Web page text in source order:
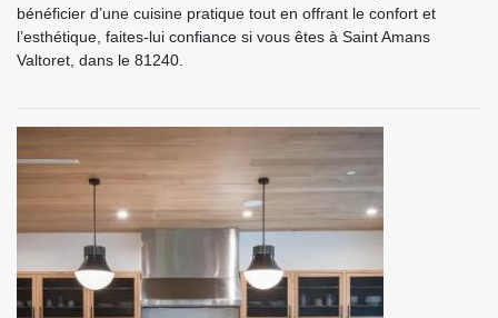
bénéficier d’une cuisine pratique tout en offrant le confort et
l’esthétique, faites-lui confiance si vous êtes à Saint Amans
Valtoret, dans le 81240.